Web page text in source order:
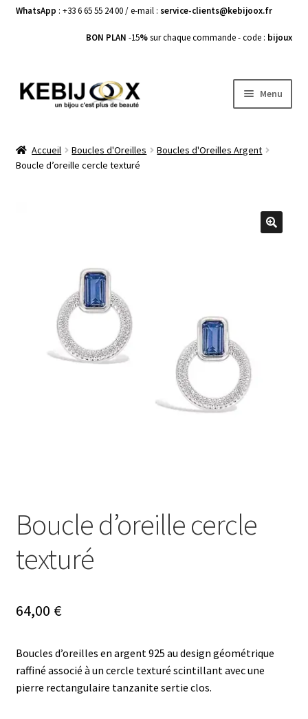
WhatsApp : +33 6 65 55 24 00 / e-mail : service-clients@kebijoox.fr
BON PLAN -15%sur chaque commande - code : bijoux
Aller
à
Aller
au
Menu
Boucles d’Oreilles
Mon compte
Nos offres bijoux
Accueil Boucles d'Oreilles
Boucles d'Oreilles Argent
Boucle d’oreille cercle texturé
Boucle d’oreille cercle
texturé
64,00 €
Boucles d’oreilles en argent 925 au design géométrique
raffiné associé à un cercle texturé scintillant avec une
pierre rectangulaire tanzanite sertie clos.